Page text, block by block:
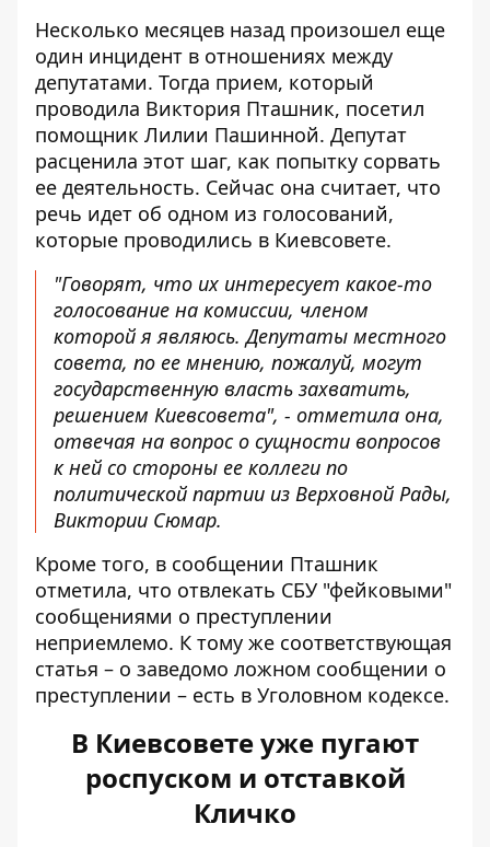
Несколько месяцев назад произошел еще
один инцидент в отношениях между
депутатами. Тогда прием, который
проводила Виктория Пташник, посетил
помощник Лилии Пашинной. Депутат
расценила этот шаг, как попытку сорвать
ее деятельность. Сейчас она считает, что
речь идет об одном из голосований,
которые проводились в Киевсовете.
"Говорят, что их интересует какое-то
голосование на комиссии, членом
которой я являюсь. Депутаты местного
совета, по ее мнению, пожалуй, могут
государственную власть захватить,
решением Киевсовета", - отметила она,
отвечая на вопрос о сущности вопросов
к ней со стороны ее коллеги по
политической партии из Верховной Рады,
Виктории Сюмар.
Кроме того, в сообщении Пташник
отметила, что отвлекать СБУ "фейковыми"
сообщениями о преступлении
неприемлемо. К тому же соответствующая
статья – о заведомо ложном сообщении о
преступлении – есть в Уголовном кодексе.
В Киевсовете уже пугают
роспуском и отставкой
Кличко